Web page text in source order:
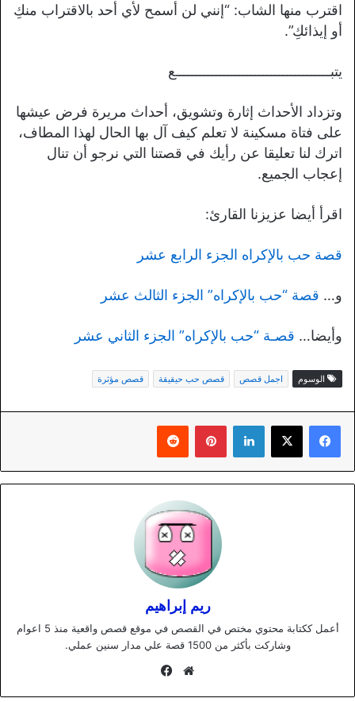
اقترب منها الشاب: “إنني لن أسمح لأي أحد بالاقتراب منكِ
أو إيذائكِ”.
يتبـــــــــــــــــــــــــــــــــــــــع
وتزداد الأحداث إثارة وتشويق، أحداث مريرة فرض عيشها
على فتاة مسكينة لا تعلم كيف آل بها الحال لهذا المطاف،
اترك لنا تعليقا عن رأيك في قصتنا التي نرجو أن تنال
إعجاب الجميع.
اقرأ أيضا عزيزنا القارئ:
قصة حب بالإكراه الجزء الرابع عشر
و… قصة “حب بالإكراه” الجزء الثالث عشر
وأيضا… قصـة “حب بالإكراه” الجزء الثاني عشر
الوسوم اجمل قصص قصص حب حيقيقة قصص مؤثرة
لينكدإن بينتيريست
ريم إبراهيم
أعمل ككتابة محتوي مختص في القصص في موقع قصص واقعية منذ 5 اعوام
وشاركت بأكثر من 1500 قصة علي مدار سنين عملي.
موقع